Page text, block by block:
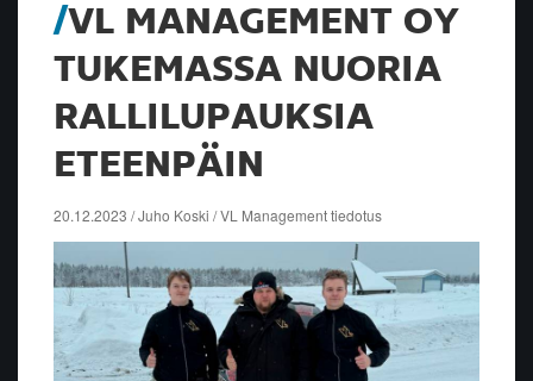
VL MANAGEMENT OY
TUKEMASSA NUORIA
RALLILUPAUKSIA
ETEENPÄIN
20.12.2023 / Juho Koski / VL Management tiedotus